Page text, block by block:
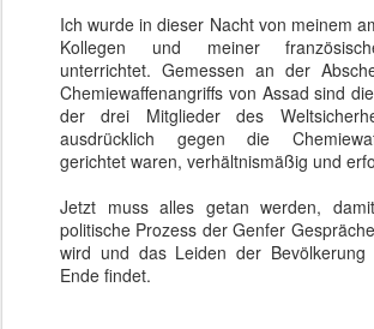
Ich wurde in dieser Nacht von meinem
Kollegen und meiner
unterrichtet. Gemessen an der
Chemiewaffenangriffs von Assad sind
der drei Mitglieder des
ausdrücklich gegen die
gerichtet waren, verhältnismäßig und
Jetzt muss alles getan werden,
politische Prozess der Genfer
wird und das Leiden der
Ende findet.